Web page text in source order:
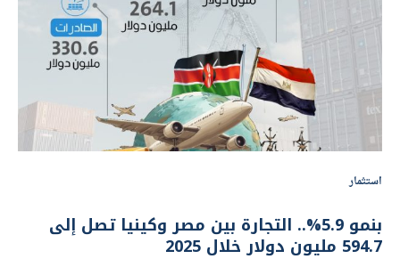
استثمار
بنمو 5.9%.. التجارة بين مصر وكينيا تصل إلى
594.7 مليون دولار خلال 2025